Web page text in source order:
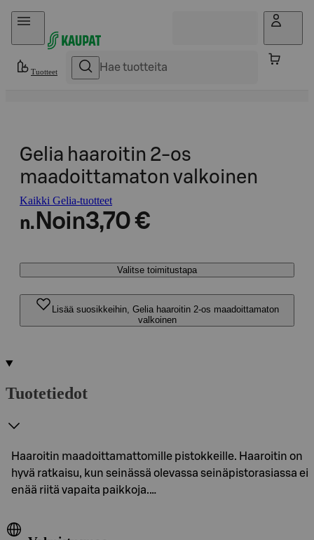
Hyppää sisältöön
Tuotteet
Gelia haaroitin 2-os
maadoittamaton valkoinen
Kaikki Gelia-tuotteet
n. Noin3,70 €
Valitse toimitustapa
Lisää suosikkeihin, Gelia haaroitin 2-os maadoittamaton
valkoinen
Tuotetiedot
Haaroitin maadoittamattomille pistokkeille. Haaroitin on
hyvä ratkaisu, kun seinässä olevassa seinäpistorasiassa ei
enää riitä vapaita paikkoja.…